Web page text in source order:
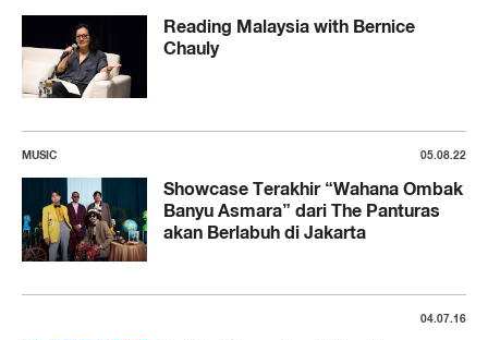
Reading Malaysia with Bernice
Chauly
MUSIC 05.08.22
Showcase Terakhir “Wahana Ombak
Banyu Asmara” dari The Panturas
akan Berlabuh di Jakarta
04.07.16